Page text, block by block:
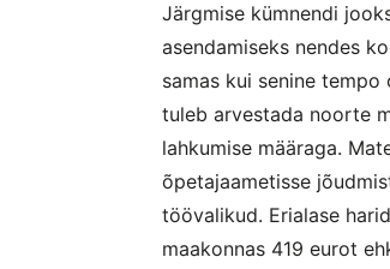
Järgmise kümnendi
asendamiseks nendes
samas kui senine
tuleb arvestada noorte
lahkumise määraga.
õpetajaametisse
töövalikud. Erialase
maakonnas 419 eurot